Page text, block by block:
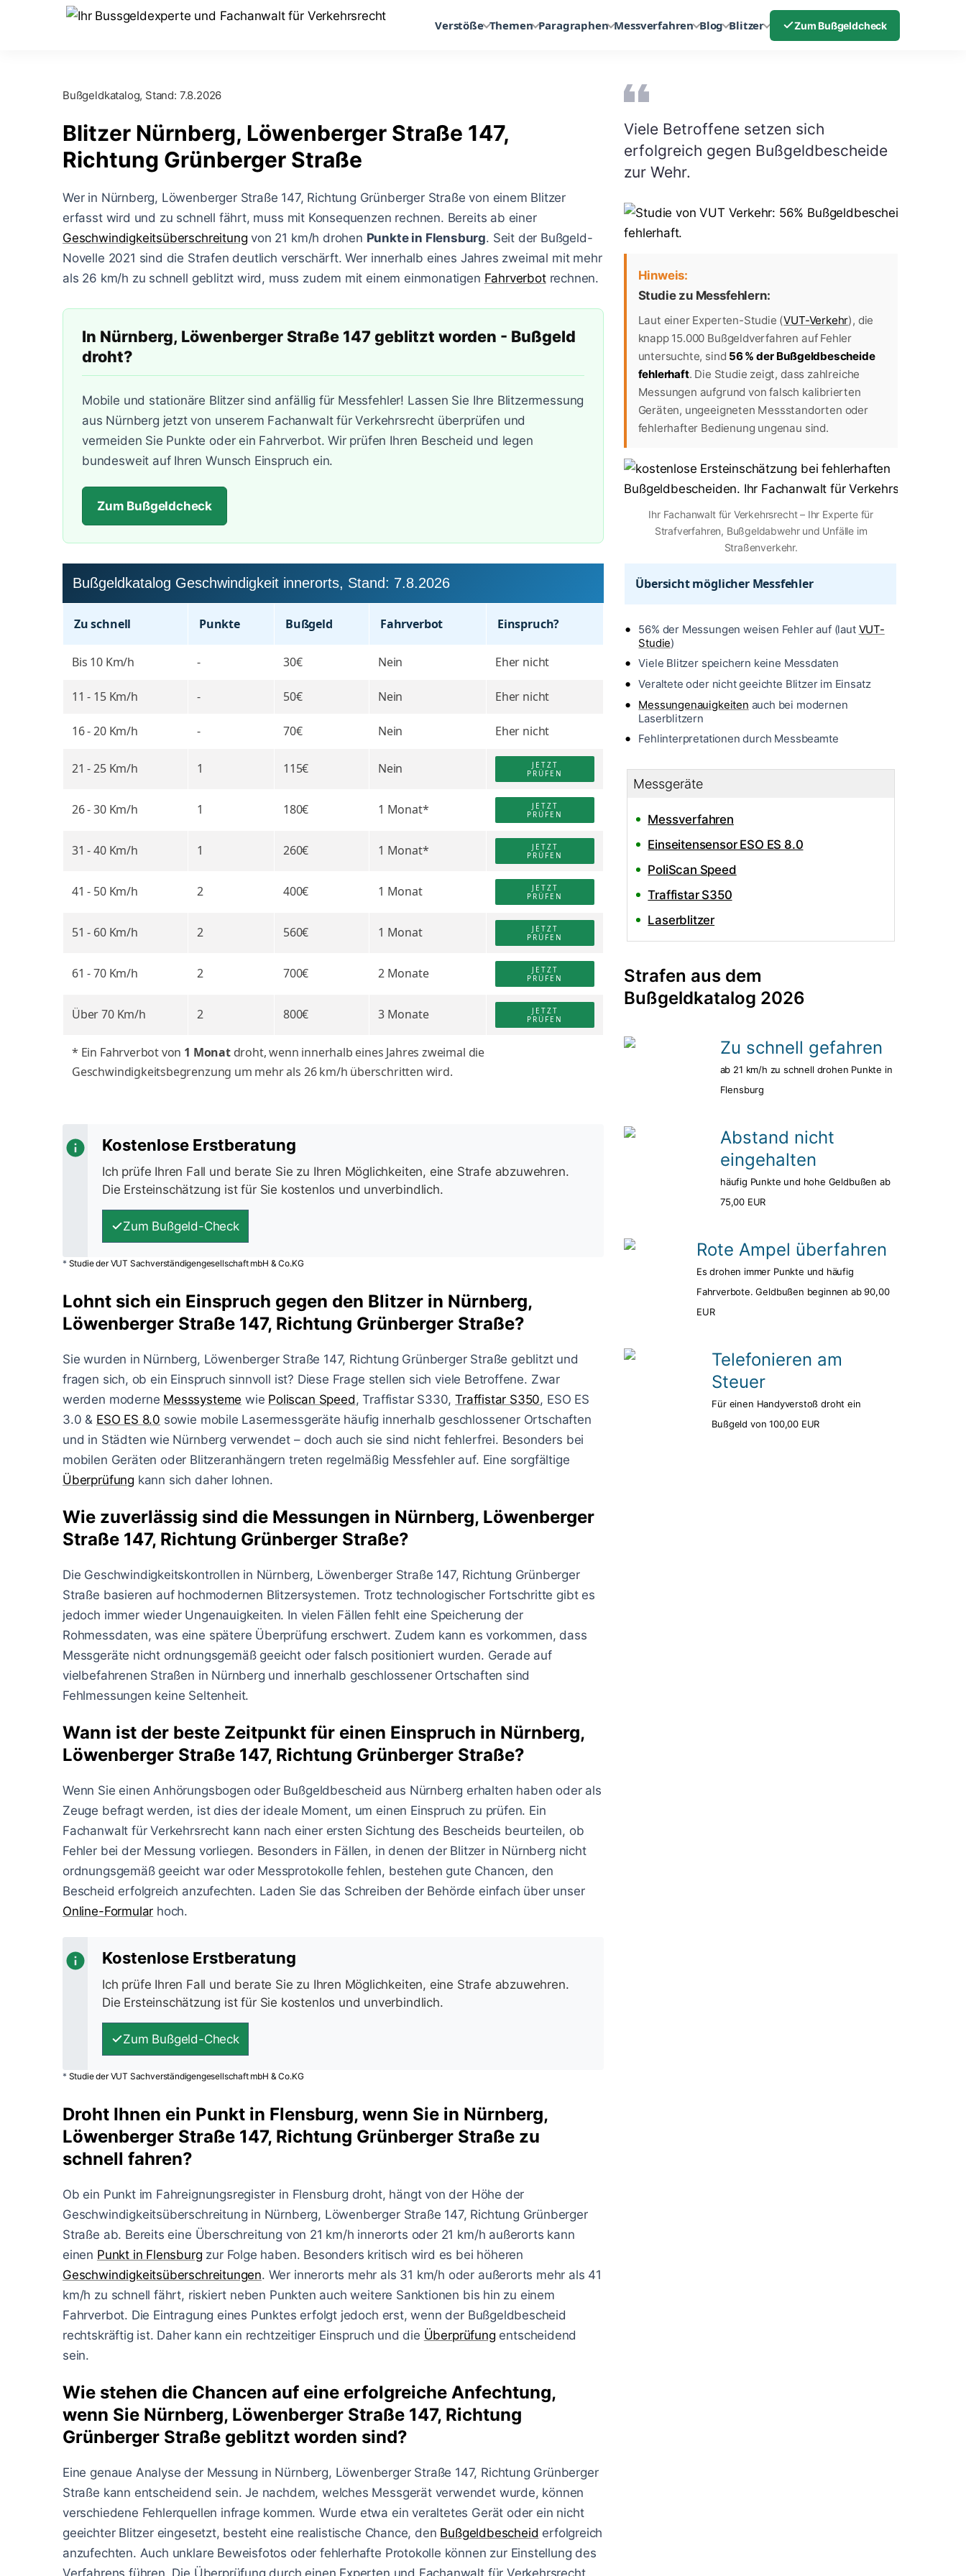
Verstöße Themen Paragraphen Messverfahren Blog Blitzer Zum Bußgeldcheck
Bußgeldkatalog, Stand: 7.8.2026
Blitzer Nürnberg, Löwenberger Straße 147,
Richtung Grünberger Straße
Wer in Nürnberg, Löwenberger Straße 147, Richtung Grünberger Straße von einem Blitzer
erfasst wird und zu schnell fährt, muss mit Konsequenzen rechnen. Bereits ab einer
Geschwindigkeitsüberschreitung von 21 km/h drohen Punkte in Flensburg. Seit der Bußgeld-
Novelle 2021 sind die Strafen deutlich verschärft. Wer innerhalb eines Jahres zweimal mit mehr
als 26 km/h zu schnell geblitzt wird, muss zudem mit einem einmonatigen Fahrverbotrechnen.
In Nürnberg, Löwenberger Straße 147 geblitzt worden - Bußgeld
droht?
Mobile und stationäre Blitzer sind anfällig für Messfehler! Lassen Sie Ihre Blitzermessung
aus Nürnberg jetzt von unserem Fachanwalt für Verkehrsrecht überprüfen und
vermeiden Sie Punkte oder ein Fahrverbot. Wir prüfen Ihren Bescheid und legen
bundesweit auf Ihren Wunsch Einspruch ein.
Zum Bußgeldcheck
Bußgeldkatalog Geschwindigkeit innerorts, Stand: 7.8.2026
Zu schnell Punkte Buß­geld Fahr­verbot Einspruch?
Bis 10 Km/h - 30€ Nein Eher nicht
11 - 15 Km/h - 50€ Nein Eher nicht
16 - 20 Km/h - 70€ Nein Eher nicht
21 - 25 Km/h 1 115€ Nein
JETZT
PRÜFEN
26 - 30 Km/h 1 180€ 1 Monat*
JETZT
PRÜFEN
31 - 40 Km/h 1 260€ 1 Monat*
JETZT
PRÜFEN
41 - 50 Km/h 2 400€ 1 Monat
JETZT
PRÜFEN
51 - 60 Km/h 2 560€ 1 Monat
JETZT
PRÜFEN
61 - 70 Km/h 2 700€ 2 Monate
JETZT
PRÜFEN
Über 70 Km/h 2 800€ 3 Monate
JETZT
PRÜFEN
* Ein Fahrverbot von 1 Monatdroht, wenn innerhalb eines Jahres zweimal die
Geschwindigkeitsbegrenzung um mehr als 26 km/h überschritten wird.
Kostenlose Erstberatung
Ich prüfe Ihren Fall und berate Sie zu Ihren Möglichkeiten, eine Strafe abzuwehren.
Die Ersteinschätzung ist für Sie kostenlos und unverbindlich.
Zum Bußgeld-Check
* Studie der VUT Sachverständigengesellschaft mbH & Co.KG
Lohnt sich ein Einspruch gegen den Blitzer in Nürnberg,
Löwenberger Straße 147, Richtung Grünberger Straße?
Sie wurden in Nürnberg, Löwenberger Straße 147, Richtung Grünberger Straße geblitzt und
fragen sich, ob ein Einspruch sinnvoll ist? Diese Frage stellen sich viele Betroffene. Zwar
werden moderne Messsysteme wie Poliscan Speed, Traffistar S330,Traffistar S350, ESO ES
3.0 & ESO ES 8.0 sowie mobile Lasermessgeräte häufig innerhalb geschlossener Ortschaften
und in Städten wie Nürnberg verwendet – doch auch sie sind nicht fehlerfrei. Besonders bei
mobilen Geräten oder Blitzeranhängern treten regelmäßig Messfehler auf. Eine sorgfältige
Überprüfung kann sich daher lohnen.
Wie zuverlässig sind die Messungen in Nürnberg, Löwenberger
Straße 147, Richtung Grünberger Straße?
Die Geschwindigkeitskontrollen in Nürnberg, Löwenberger Straße 147, Richtung Grünberger
Straße basieren auf hochmodernen Blitzersystemen. Trotz technologischer Fortschritte gibt es
jedoch immer wieder Ungenauigkeiten. In vielen Fällen fehlt eine Speicherung der
Rohmessdaten, was eine spätere Überprüfung erschwert. Zudem kann es vorkommen, dass
Messgeräte nicht ordnungsgemäß geeicht oder falsch positioniert wurden. Gerade auf
vielbefahrenen Straßen in Nürnberg und innerhalb geschlossener Ortschaften sind
Fehlmessungen keine Seltenheit.
Wann ist der beste Zeitpunkt für einen Einspruch in Nürnberg,
Löwenberger Straße 147, Richtung Grünberger Straße?
Wenn Sie einen Anhörungsbogen oder Bußgeldbescheid aus Nürnberg erhalten haben oder als
Zeuge befragt werden, ist dies der ideale Moment, um einen Einspruch zu prüfen. Ein
Fachanwalt für Verkehrsrecht kann nach einer ersten Sichtung des Bescheids beurteilen, ob
Fehler bei der Messung vorliegen. Besonders in Fällen, in denen der Blitzer in Nürnberg nicht
ordnungsgemäß geeicht war oder Messprotokolle fehlen, bestehen gute Chancen, den
Bescheid erfolgreich anzufechten. Laden Sie das Schreiben der Behörde einfach über unser
Online-Formular hoch.
Kostenlose Erstberatung
Ich prüfe Ihren Fall und berate Sie zu Ihren Möglichkeiten, eine Strafe abzuwehren.
Die Ersteinschätzung ist für Sie kostenlos und unverbindlich.
Zum Bußgeld-Check
* Studie der VUT Sachverständigengesellschaft mbH & Co.KG
Droht Ihnen ein Punkt in Flensburg, wenn Sie in Nürnberg,
Löwenberger Straße 147, Richtung Grünberger Straße zu
schnell fahren?
Ob ein Punkt im Fahreignungsregister in Flensburg droht, hängt von der Höhe der
Geschwindigkeitsüberschreitung in Nürnberg, Löwenberger Straße 147, Richtung Grünberger
Straße ab. Bereits eine Überschreitung von 21 km/h innerorts oder 21 km/h außerorts kann
einen Punkt in Flensburg zur Folge haben. Besonders kritisch wird es bei höheren
Geschwindigkeitsüberschreitungen. Wer innerorts mehr als 31 km/h oder außerorts mehr als 41
km/h zu schnell fährt, riskiert neben Punkten auch weitere Sanktionen bis hin zu einem
Fahrverbot. Die Eintragung eines Punktes erfolgt jedoch erst, wenn der Bußgeldbescheid
rechtskräftig ist. Daher kann ein rechtzeitiger Einspruch und die Überprüfung entscheidend
sein.
Wie stehen die Chancen auf eine erfolgreiche Anfechtung,
wenn Sie Nürnberg, Löwenberger Straße 147, Richtung
Grünberger Straße geblitzt worden sind?
Eine genaue Analyse der Messung in Nürnberg, Löwenberger Straße 147, Richtung Grünberger
Straße kann entscheidend sein. Je nachdem, welches Messgerät verwendet wurde, können
verschiedene Fehlerquellen infrage kommen. Wurde etwa ein veraltetes Gerät oder ein nicht
geeichter Blitzer eingesetzt, besteht eine realistische Chance, den Bußgeldbescheid erfolgreich
anzufechten. Auch unklare Beweisfotos oder fehlerhafte Protokolle können zur Einstellung des
Viele Betroffene setzen sich
erfolgreich gegen Bußgeldbescheide
zur Wehr.
Hinweis:
Studie zu Messfehlern:
Laut einer Experten-Studie (VUT-Verkehr), die
knapp 15.000 Bußgeldverfahren auf Fehler
untersuchte, sind 56 % der Bußgeldbescheide
fehlerhaft. Die Studie zeigt, dass zahlreiche
Messungen aufgrund von falsch kalibrierten
Geräten, ungeeigneten Messstandorten oder
fehlerhafter Bedienung ungenau sind.
Ihr Fachanwalt für Verkehrsrecht – Ihr Experte für
Strafverfahren, Bußgeldabwehr und Unfälle im
Straßenverkehr.
Übersicht möglicher Messfehler
56% der Messungen weisen Fehler auf (laut VUT-
Studie)
Viele Blitzer speichern keine Messdaten
Veraltete oder nicht geeichte Blitzer im Einsatz
Messungenauigkeiten auch bei modernen
Laserblitzern
Fehlinterpretationen durch Messbeamte
Messgeräte
Messverfahren
Einseitensensor ESO ES 8.0
PoliScan Speed
Traffistar S350
Laserblitzer
Strafen aus dem
Bußgeldkatalog 2026
Zu schnell gefahren
ab 21 km/h zu schnell drohen Punkte in
Flensburg
Abstand nicht
eingehalten
häufig Punkte und hohe Geldbußen ab
75,00 EUR
Rote Ampel überfahren
Es drohen immer Punkte und häufig
Fahrverbote. Geldbußen beginnen ab 90,00
EUR
Telefonieren am
Steuer
Für einen Handyverstoß droht ein
Bußgeld von 100,00 EUR